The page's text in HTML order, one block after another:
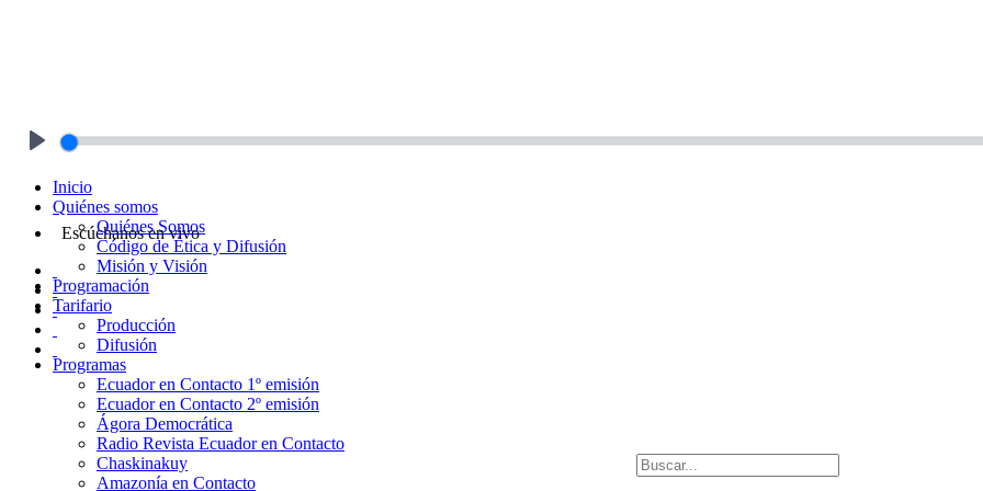
Escúchanos en vivo
Inicio
Quiénes somos
Quiénes Somos
Código de Ética y Difusión
Misión y Visión
Programación
Tarifario
Producción
Difusión
Programas
Ecuador en Contacto 1º emisión
Ecuador en Contacto 2º emisión
Ágora Democrática
Radio Revista Ecuador en Contacto
Chaskinakuy
Amazonía en Contacto